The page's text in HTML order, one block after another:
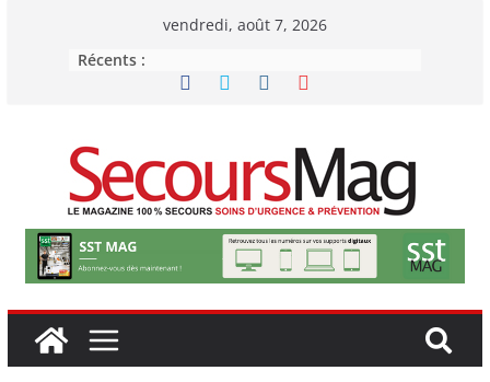
vendredi, août 7, 2026
Récents :